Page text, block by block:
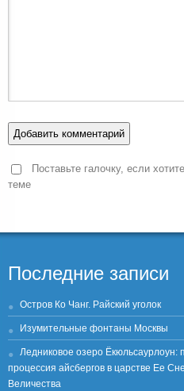
Поставьте галочку, если
теме
Последние записи
Остров Ко Чанг. Райский уголок
Изумительные фонтаны Москвы
Ледниковое озеро Ёкюльсаурлоун:
процессия айсбергов в царстве Ее
Величества